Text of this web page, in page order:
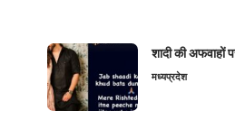
शादी की अफवाहों
मध्यप्रदेश